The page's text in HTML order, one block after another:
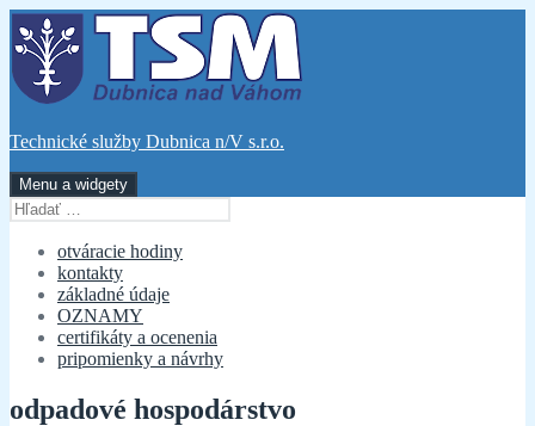
Preskočiť
na
obsah
Technické služby Dubnica n/V s.r.o.
Menu a widgety
Hľadať:
otváracie hodiny
kontakty
základné údaje
OZNAMY
certifikáty a ocenenia
pripomienky a návrhy
odpadové hospodárstvo